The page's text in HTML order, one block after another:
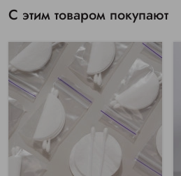
С этим товаром покупают